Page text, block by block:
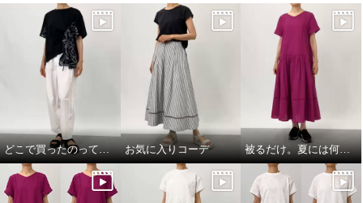
シーン スターメッセージプリン
ト ドルマンＴシャツ
ホワイト Ｓ
アトリエール 接触冷感・ＵＶカ
ット コットンミックス リンクル
エアリー ドロストワイドパンツ
ピスタチオ
¥0
どこで買ったのって聞いてほしい お気に入りコーデ 被るだけ。夏には何より！